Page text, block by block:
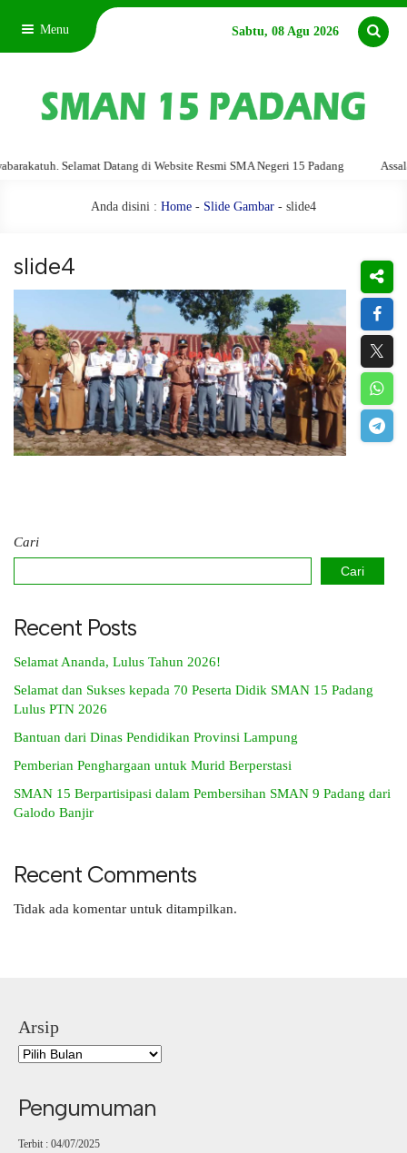
Menu Sabtu, 08 Agu 2026
Selamat Datang di Website Resmi SMA Negeri 15 Padang
Anda disini : Home - Slide Gambar - slide4
slide4
Cari
Cari
Recent Posts
Selamat Ananda, Lulus Tahun 2026!
Selamat dan Sukses kepada 70 Peserta Didik SMAN 15 Padang
Lulus PTN 2026
Bantuan dari Dinas Pendidikan Provinsi Lampung
Pemberian Penghargaan untuk Murid Berperstasi
SMAN 15 Berpartisipasi dalam Pembersihan SMAN 9 Padang dari
Galodo Banjir
Recent Comments
Tidak ada komentar untuk ditampilkan.
Arsip
Pengumuman
Terbit : 04/07/2025